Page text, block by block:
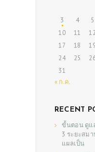
PATIENT
PRE & POST
3
4 5
10
11 12
17
18
24
25
31
« ก.ค.
RECENT
ขั้นตอน ดูแ
3 ระยะสม
แผลเป็น